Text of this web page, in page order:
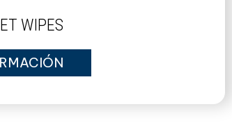
WIPES